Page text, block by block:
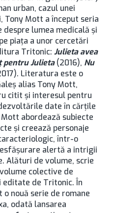
urban, cazul unei
Tony Mott a început seria
despre lumea medicală și
piața a unor cercetări
Tritonic: Julieta avea
pentru Julieta(2016), Nu
Literatura este o
alias Tony Mott,
citit și interesul pentru
date în cărțile
abordează subiecte
și creează personaje
într-o
alertă a intrigii
Alături de volume, scrie
colective de
editate de Tritonic. În
o nouă serie de romane
odată lansarea